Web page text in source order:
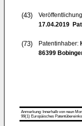
(43)
17.04.2019
(73) Patentinhaber:
86399
Anmerkung: Innerhalb von neun
99(1) Europäisches